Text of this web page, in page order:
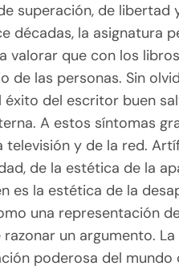
superación, de libertad
décadas, la asignatura
valorar que con los
de las personas. Sin
del escritor buen
A estos síntomas
y de la red.
de la estética de la
es la estética de la
una representación
un argumento.
poderosa del mundo